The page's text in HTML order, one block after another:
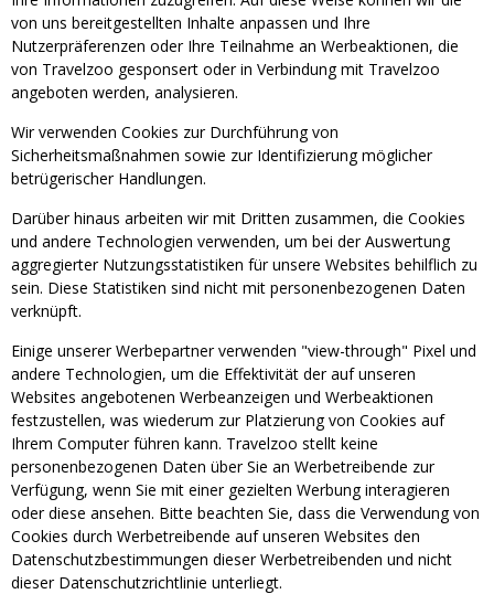
von uns bereitgestellten Inhalte anpassen und Ihre
Nutzerpräferenzen oder Ihre Teilnahme an Werbeaktionen, die
von Travelzoo gesponsert oder in Verbindung mit Travelzoo
angeboten werden, analysieren.
Wir verwenden Cookies zur Durchführung von
Sicherheitsmaßnahmen sowie zur Identifizierung möglicher
betrügerischer Handlungen.
Darüber hinaus arbeiten wir mit Dritten zusammen, die Cookies
und andere Technologien verwenden, um bei der Auswertung
aggregierter Nutzungsstatistiken für unsere Websites behilflich zu
sein. Diese Statistiken sind nicht mit personenbezogenen Daten
verknüpft.
Einige unserer Werbepartner verwenden "view-through" Pixel und
andere Technologien, um die Effektivität der auf unseren
Websites angebotenen Werbeanzeigen und Werbeaktionen
festzustellen, was wiederum zur Platzierung von Cookies auf
Ihrem Computer führen kann. Travelzoo stellt keine
personenbezogenen Daten über Sie an Werbetreibende zur
Verfügung, wenn Sie mit einer gezielten Werbung interagieren
oder diese ansehen. Bitte beachten Sie, dass die Verwendung von
Cookies durch Werbetreibende auf unseren Websites den
Datenschutzbestimmungen dieser Werbetreibenden und nicht
dieser Datenschutzrichtlinie unterliegt.